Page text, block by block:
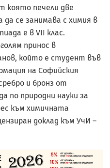
която печели две
да се занимава с химия в
е в VII клас.
принос в
който е студент във
на Софийския
и бронз от
по природни науки за
към химичната
доклад към УчИ –